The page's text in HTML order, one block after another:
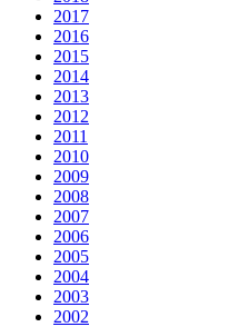
2017
2016
2015
2014
2013
2012
2011
2010
2009
2008
2007
2006
2005
2004
2003
2002